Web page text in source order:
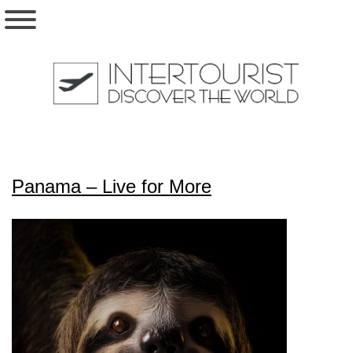
Panama – Live for More